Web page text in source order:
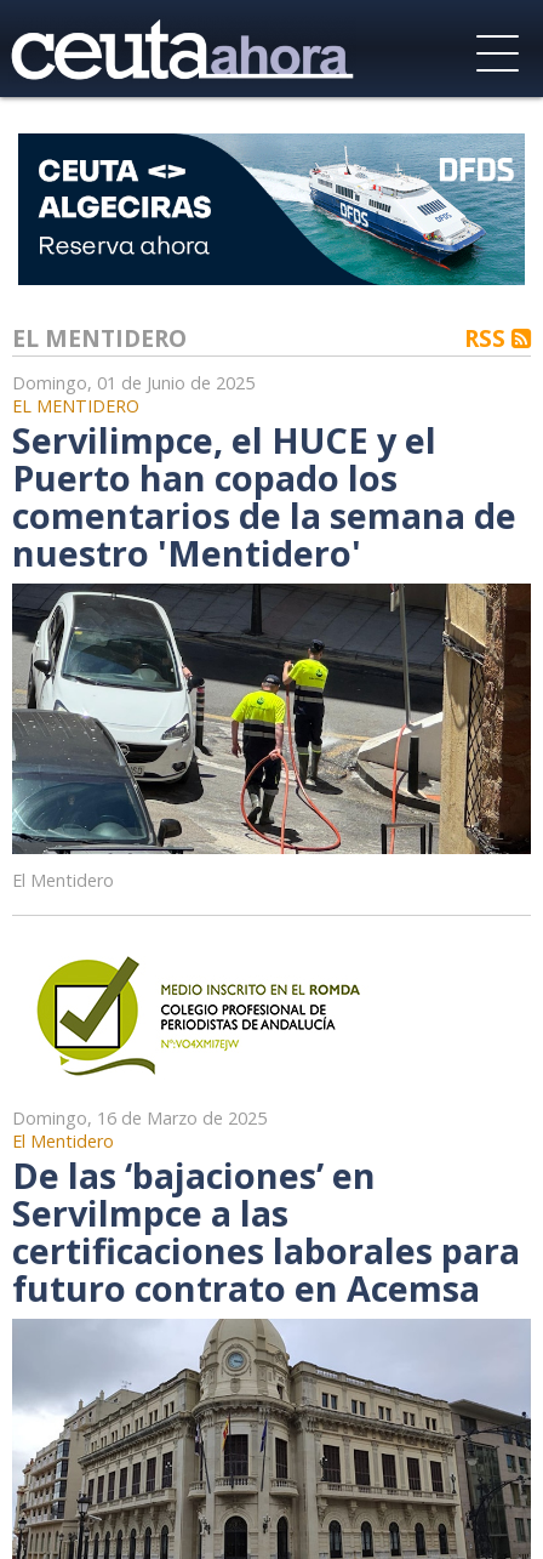
EL MENTIDERO RSS
Domingo, 01 de Junio de 2025
EL MENTIDERO
Servilimpce, el HUCE y el
Puerto han copado los
comentarios de la semana de
nuestro 'Mentidero'
El Mentidero
Domingo, 16 de Marzo de 2025
El Mentidero
De las ‘bajaciones’ en
Servilmpce a las
certificaciones laborales para
futuro contrato en Acemsa